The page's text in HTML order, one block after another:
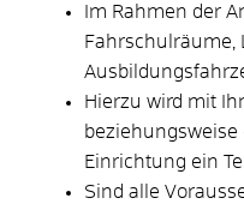
Im Rahmen der
Fahrschulräume,
Hierzu wird mit
Einrichtung ein
Sind alle